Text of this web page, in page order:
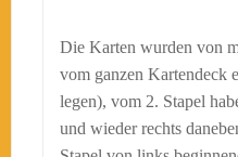
Die Karten wurden von
vom ganzen Kartendeck
legen), vom 2. Stapel
und wieder rechts